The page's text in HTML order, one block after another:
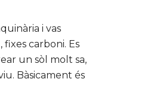
i vas
carboni. Es
un sòl molt sa,
Bàsicament és